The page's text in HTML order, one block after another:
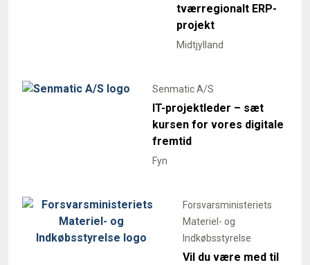
tværregionalt ERP-
projekt
Midtjylland
Senmatic A/S
IT-projektleder – sæt
kursen for vores digitale
fremtid
Fyn
Forsvarsministeriets
Materiel- og
Indkøbsstyrelse
Vil du være med til